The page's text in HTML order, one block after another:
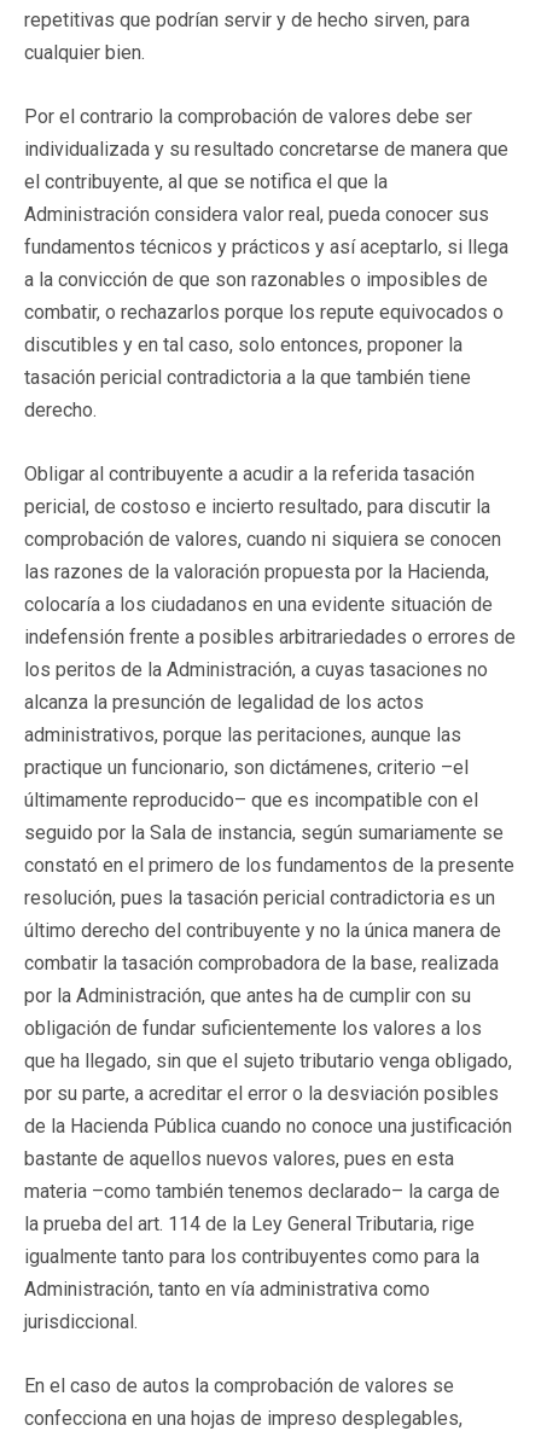
repetitivas que podrían servir y de hecho sirven, para
cualquier bien.
Por el contrario la comprobación de valores debe ser
individualizada y su resultado concretarse de manera que
el contribuyente, al que se notifica el que la
Administración considera valor real, pueda conocer sus
fundamentos técnicos y prácticos y así aceptarlo, si llega
a la convicción de que son razonables o imposibles de
combatir, o rechazarlos porque los repute equivocados o
discutibles y en tal caso, solo entonces, proponer la
tasación pericial contradictoria a la que también tiene
derecho.
Obligar al contribuyente a acudir a la referida tasación
pericial, de costoso e incierto resultado, para discutir la
comprobación de valores, cuando ni siquiera se conocen
las razones de la valoración propuesta por la Hacienda,
colocaría a los ciudadanos en una evidente situación de
indefensión frente a posibles arbitrariedades o errores de
los peritos de la Administración, a cuyas tasaciones no
alcanza la presunción de legalidad de los actos
administrativos, porque las peritaciones, aunque las
practique un funcionario, son dictámenes, criterio –el
últimamente reproducido– que es incompatible con el
seguido por la Sala de instancia, según sumariamente se
constató en el primero de los fundamentos de la presente
resolución, pues la tasación pericial contradictoria es un
último derecho del contribuyente y no la única manera de
combatir la tasación comprobadora de la base, realizada
por la Administración, que antes ha de cumplir con su
obligación de fundar suficientemente los valores a los
que ha llegado, sin que el sujeto tributario venga obligado,
por su parte, a acreditar el error o la desviación posibles
de la Hacienda Pública cuando no conoce una justificación
bastante de aquellos nuevos valores, pues en esta
materia –como también tenemos declarado– la carga de
la prueba del art. 114 de la Ley General Tributaria, rige
igualmente tanto para los contribuyentes como para la
Administración, tanto en vía administrativa como
jurisdiccional.
En el caso de autos la comprobación de valores se
confecciona en una hojas de impreso desplegables,